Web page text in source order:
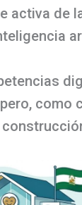
activa de